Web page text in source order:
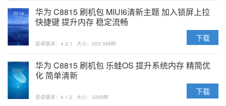
华为 C8815 刷机包 MIUI6清新主题 加入锁屏上拉
快捷键 提升内存 稳定流畅
安卓版本：4.3.1 大小：263.58MB
下载
华为 C8815 刷机包 乐蛙OS 提升系统内存 精简优
化 简单清新
安卓版本：4.1.2 大小：326MB
下载